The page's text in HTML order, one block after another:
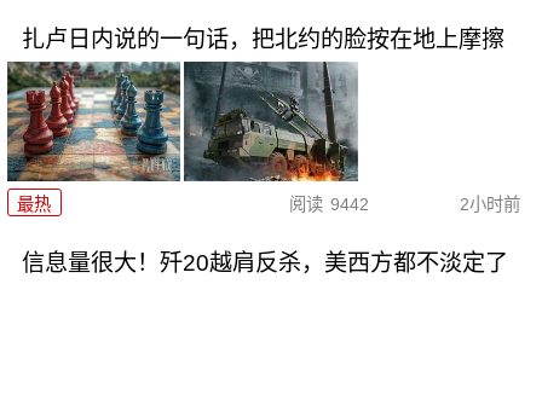
扎卢日内说的一句话，把北约的脸按在地上摩擦
最热 阅读 9442 2小时前
信息量很大！歼20越肩反杀，美西方都不淡定了